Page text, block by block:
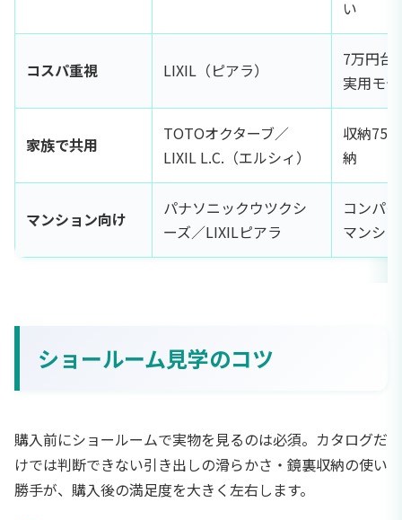
い
コスパ重視 LIXIL（ピアラ）
7万円台
実用モ
家族で共用
TOTOオクターブ／
LIXIL L.C.（エルシィ）
収納75L
納
マンション向け
パナソニックウツクシ
ーズ／LIXILピアラ
コンパ
マンシ
ショールーム見学のコツ
購入前にショールームで実物を見るのは必須。カタログだ
けでは判断できない引き出しの滑らかさ・鏡裏収納の使い
勝手が、購入後の満足度を大きく左右します。